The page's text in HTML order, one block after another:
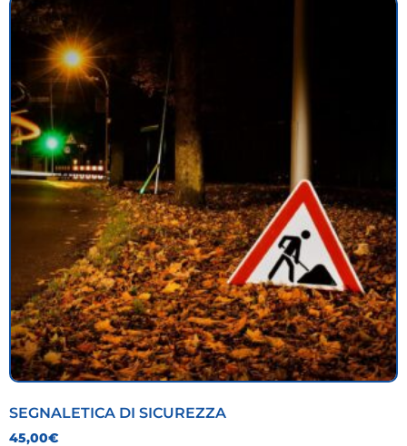
SEGNALETICA DI SICUREZZA
45,00€